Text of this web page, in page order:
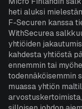
heti aluksi
F-Securen kanssa
WithSecurea
yhtiöiden
kahdesta yhtiöstä
ennemmin tai
todennäköisemmin
muassa yhtiön